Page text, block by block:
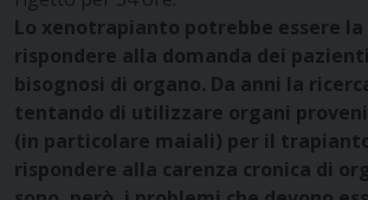
Lo xenotrapianto potrebbe essere la
rispondere alla domanda dei
bisognosi di organo. Da anni la
tentando di utilizzare organi
(in particolare maiali) per il
rispondere alla carenza cronica di